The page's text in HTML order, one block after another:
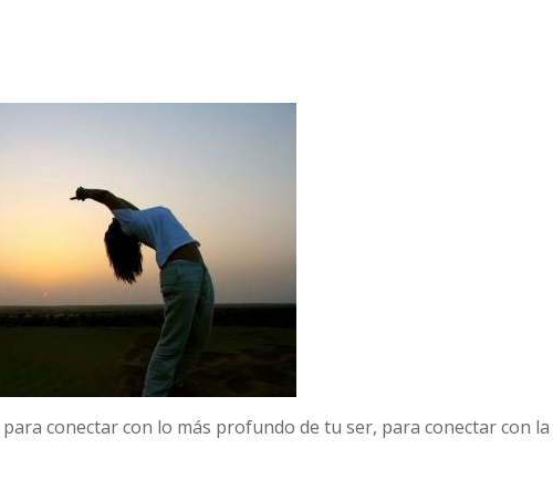
conectar con lo más profundo de tu ser, para conectar con la